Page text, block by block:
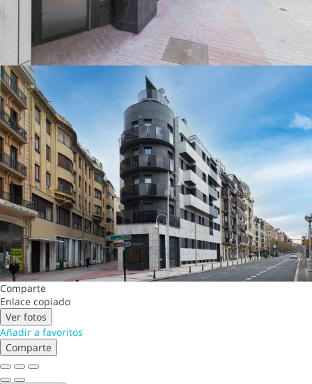
Comparte
Enlace copiado
Ver fotos
Añadir a favoritos
Comparte